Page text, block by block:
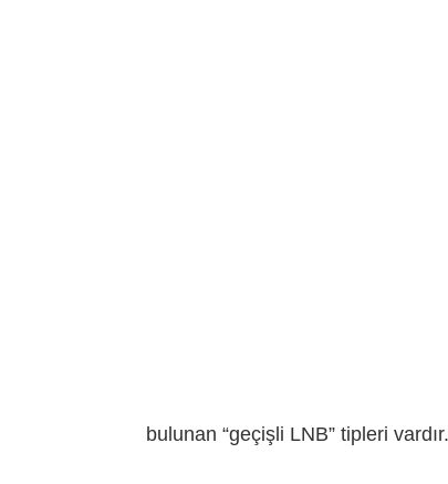
bulunan “geçişli LNB” tipleri vardır.